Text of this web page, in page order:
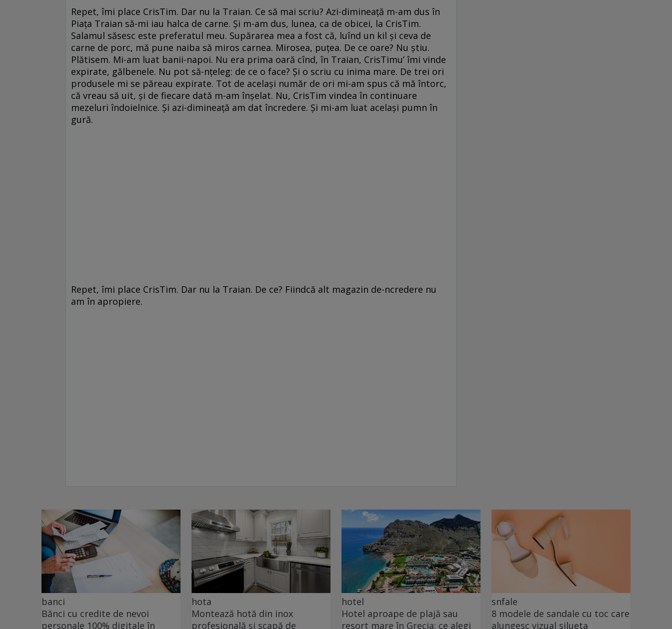
Repet, îmi place CrisTim. Dar nu la Traian. Ce să mai scriu? Azi-dimineaţă m-am dus în
Piaţa Traian să-mi iau halca de carne. Şi m-am dus, lunea, ca de obicei, la CrisTim.
Salamul săsesc este preferatul meu. Supărarea mea a fost că, luînd un kil şi ceva de
carne de porc, mă pune naiba să miros carnea. Mirosea, puţea. De ce oare? Nu ştiu.
Plătisem. Mi-am luat banii-napoi. Nu era prima oară cînd, în Traian, CrisTimu’ îmi vinde
expirate, gălbenele. Nu pot să-nţeleg: de ce o face? Şi o scriu cu inima mare. De trei ori
produsele mi se păreau expirate. Tot de acelaşi număr de ori mi-am spus că mă întorc,
că vreau să uit, şi de fiecare dată m-am înşelat. Nu, CrisTim vindea în continuare
mezeluri îndoielnice. Şi azi-dimineaţă am dat încredere. Şi mi-am luat acelaşi pumn în
gură.
Repet, îmi place CrisTim. Dar nu la Traian. De ce? Fiindcă alt magazin de-ncredere nu
am în apropiere.
banci
Bănci cu credite de nevoi
personale 100% digitale în
hota
Montează hotă din inox
profesională și scapă de
hotel
Hotel aproape de plajă sau
resort mare în Grecia: ce alegi
snfale
8 modele de sandale cu toc care
alungesc vizual silueta